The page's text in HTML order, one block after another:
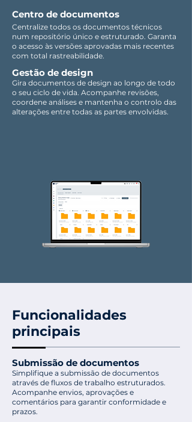
Centro de documentos
Centralize todos os documentos técnicos
num repositório único e estruturado. Garanta
o acesso às versões aprovadas mais recentes
com total rastreabilidade.
Gestão de design
Gira documentos de design ao longo de todo
o seu ciclo de vida. Acompanhe revisões,
coordene análises e mantenha o controlo das
alterações entre todas as partes envolvidas.
Funcionalidades
principais
Submissão de documentos
Simplifique a submissão de documentos
através de fluxos de trabalho estruturados.
Acompanhe envios, aprovações e
comentários para garantir conformidade e
prazos.